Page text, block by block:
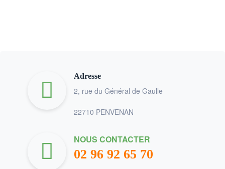
Adresse
2, rue du Général de Gaulle
22710 PENVENAN
NOUS CONTACTER
02 96 92 65 70